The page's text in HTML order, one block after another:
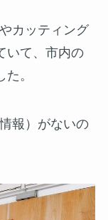
カッティング
いて、市内の
。
報）がないの